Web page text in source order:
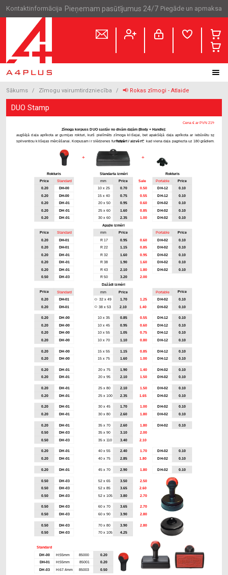
Kontaktinformācija Pieņemam pasūtījumus 24/7 Piegāde un apmaksa
Sākums Zīmogu vairumtirdzniecība 📢 Rokas zīmogi - Atlaide
DUO Stamp